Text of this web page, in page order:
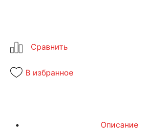
В избранное
Описание